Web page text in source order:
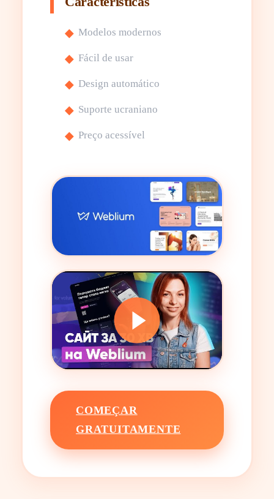
Modelos modernos
Fácil de usar
Design automático
Suporte ucraniano
Preço acessível
COMEÇAR
GRATUITAMENTE